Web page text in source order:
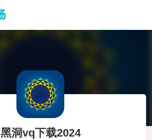
黑洞vq下载2024